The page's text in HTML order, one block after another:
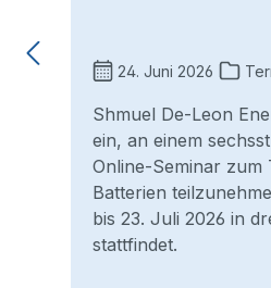
24. Juni 2026
Shmuel De-Leon
ein, an einem
Online-Seminar zum
Batterien
bis 23. Juli 2026 in
stattfindet.